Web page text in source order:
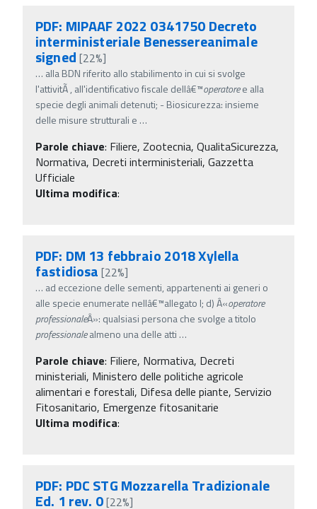
PDF: MIPAAF 2022 0341750 Decreto
interministeriale Benessereanimale
signed [22%]
… alla BDN riferito allo stabilimento in cui si svolge
l'attivitÃ , all'identificativo fiscale dellâ€™operatoree alla
specie degli animali detenuti; - Biosicurezza: insieme
delle misure strutturali e …
Parole chiave: Filiere, Zootecnia, QualitaSicurezza,
Normativa, Decreti interministeriali, Gazzetta
Ufficiale
Ultima modifica:
PDF: DM 13 febbraio 2018 Xylella
fastidiosa [22%]
… ad eccezione delle sementi, appartenenti ai generi o
alle specie enumerate nellâ€™allegato I; d) Â«operatore
professionaleÂ»: qualsiasi persona che svolge a titolo
professionalealmeno una delle atti …
Parole chiave: Filiere, Normativa, Decreti
ministeriali, Ministero delle politiche agricole
alimentari e forestali, Difesa delle piante, Servizio
Fitosanitario, Emergenze fitosanitarie
Ultima modifica:
PDF: PDC STG Mozzarella Tradizionale
Ed. 1 rev. 0[22%]